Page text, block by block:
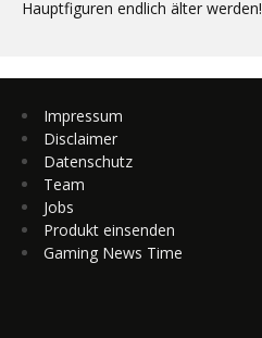
Hauptfiguren endlich älter werden!
Impressum
Disclaimer
Datenschutz
Team
Jobs
Produkt einsenden
Gaming News Time